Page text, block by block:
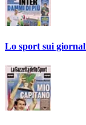
Lo sport sui